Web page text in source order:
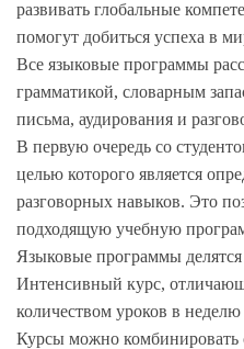
развивать глобальные
помогут добиться успеха в
Все языковые программы
грамматикой, словарным
письма, аудирования и
В первую очередь со
целью которого является
разговорных навыков. Это
подходящую учебную
Языковые программы
Интенсивный курс,
количеством уроков в
Курсы можно комбинировать